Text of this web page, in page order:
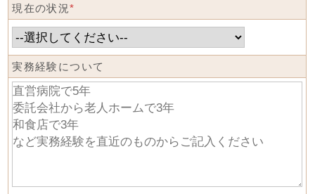
現在の状況*
実務経験について